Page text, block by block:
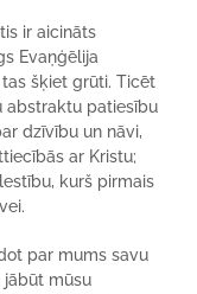
ir aicināts
Evaņģēlija
šķiet grūti. Ticēt
abstraktu patiesību
dzīvību un nāvi,
ar Kristu;
kurš pirmais
par mums savu
jābūt mūsu